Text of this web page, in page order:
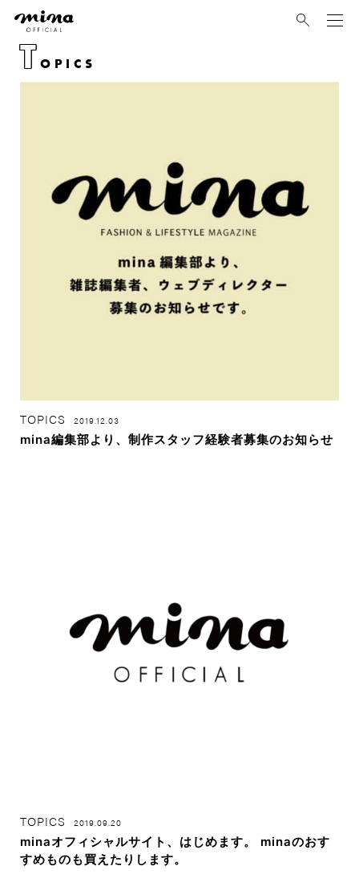
TOPICS
TOPICS 2019.12.03
mina編集部より、制作スタッフ経験者募集のお知らせ
TOPICS 2019.09.20
minaオフィシャルサイト、はじめます。 minaのおす
すめものも買えたりします。